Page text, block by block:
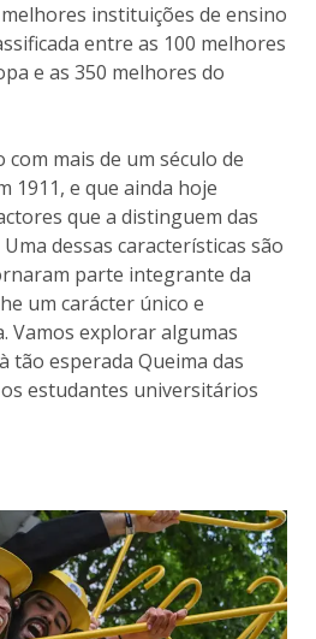
instituições de ensino
entre as 100 melhores
e as 350 melhores do
mais de um século de
1911, e que ainda hoje
que a distinguem das
dessas características são
parte integrante da
um carácter único e
Vamos explorar algumas
tão esperada Queima das
estudantes universitários